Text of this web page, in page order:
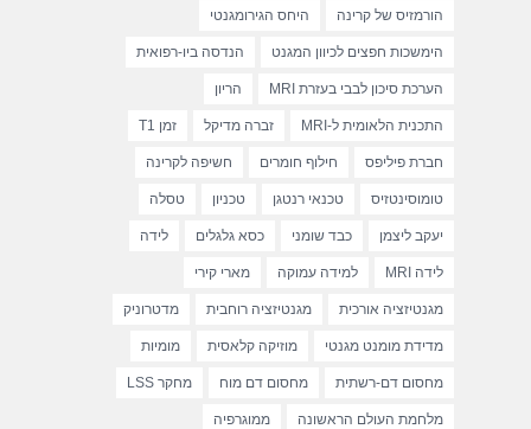
הורמזיס של קרינה היחס הגירומגנטי
הימשכות חפצים לכיוון המגנט הנדסה ביו-רפואית
הערכת סיכון לבבי בעזרת MRI הריון
התכנית הלאומית ל-MRI זברה מדיקל זמן T1
חברת פיליפס חילוף חומרים חשיפה לקרינה
טומוסינטזיס טכנאי רנטגן טכניון טסלה
יעקב ליצמן כבד שומני כסא גלגלים לידה
לידה MRI למידה עמוקה מארי קירי
מגנטיזציה אורכית מגנטיזציה רוחבית מדטרוניק
מדידת מומנט מגנטי מוזיקה קלאסית מומיות
מחסום דם-רשתית מחסום דם מוח מחקר LSS
מלחמת העולם הראשונה ממוגרפיה